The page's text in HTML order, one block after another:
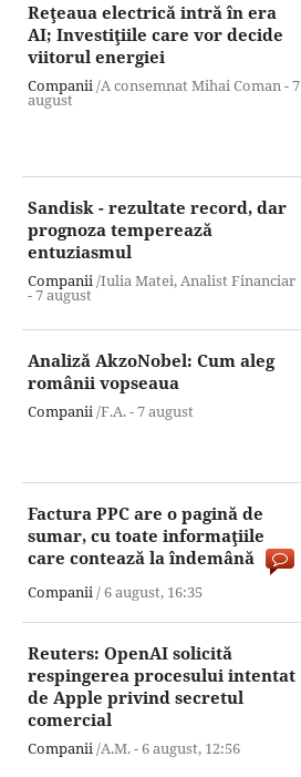
Reţeaua electrică intră în era
AI; Investiţiile care vor decide
viitorul energiei
Companii/A consemnat Mihai Coman -7
august
Sandisk - rezultate record, dar
prognoza temperează
entuziasmul
Companii/Iulia Matei, Analist Financiar
-7 august
Analiză AkzoNobel: Cum aleg
românii vopseaua
Companii/F.A. -7 august
Factura PPC are o pagină de
sumar, cu toate informaţiile
care contează la îndemână
Companii/6 august, 16:35
Reuters: OpenAI solicită
respingerea procesului intentat
de Apple privind secretul
comercial
Companii/A.M. -6 august, 12:56